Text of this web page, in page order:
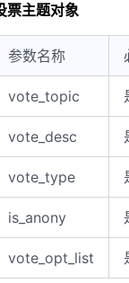
票主题对象
参数名称
vote_topic
vote_desc
vote_type
is_anony
vote_opt_list